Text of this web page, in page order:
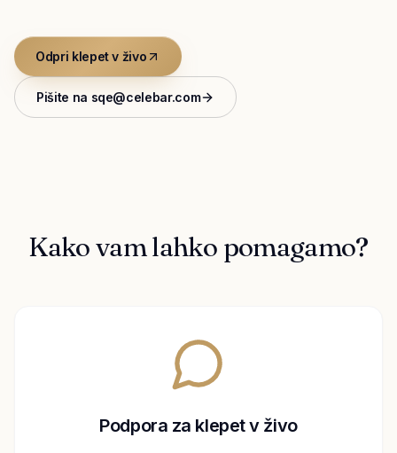
Odpri klepet v živo
Pišite na sqe@celebar.com
Kako vam lahko pomagamo?
Podpora za klepet v živo